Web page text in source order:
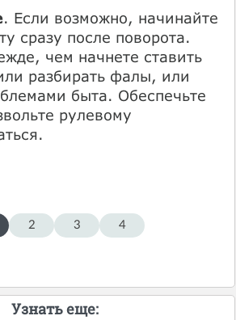
. Если возможно, начинайте
сразу после поворота.
чем начнете ставить
разбирать фалы, или
быта. Обеспечьте
рулевому
2 3 4
Узнать еще: